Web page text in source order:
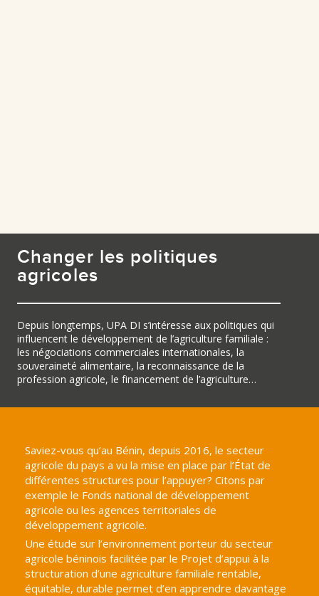
Changer les politiques
agricoles
Depuis longtemps, UPA DI s’intéresse aux politiques qui
influencent le développement de l’agriculture familiale :
les négociations commerciales internationales, la
souveraineté alimentaire, la reconnaissance de la
profession agricole, le financement de l’agriculture…
Saviez-vous qu’au Bénin, depuis 2016, le secteur
agricole du pays a vu la mise en place par l’État de
différentes structures pour l’appuyer? Citons par
exemple le Fonds national de développement
agricole ou les agences territoriales de
développement agricole.
Une étude sur l’environnement porteur du secteur
agricole béninois facilitée par le Projet d’appui à la
structuration d’une agriculture familiale rentable,
équitable, durable permet d’en apprendre davantage